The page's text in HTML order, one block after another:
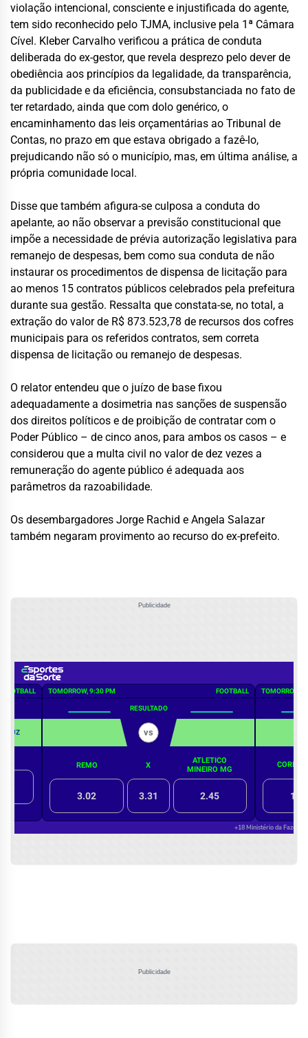
violação intencional, consciente e injustificada do agente,
tem sido reconhecido pelo TJMA, inclusive pela 1ª Câmara
Cível. Kleber Carvalho verificou a prática de conduta
deliberada do ex-gestor, que revela desprezo pelo dever de
obediência aos princípios da legalidade, da transparência,
da publicidade e da eficiência, consubstanciada no fato de
ter retardado, ainda que com dolo genérico, o
encaminhamento das leis orçamentárias ao Tribunal de
Contas, no prazo em que estava obrigado a fazê-lo,
prejudicando não só o município, mas, em última análise, a
própria comunidade local.
Disse que também afigura-se culposa a conduta do
apelante, ao não observar a previsão constitucional que
impõe a necessidade de prévia autorização legislativa para
remanejo de despesas, bem como sua conduta de não
instaurar os procedimentos de dispensa de licitação para
ao menos 15 contratos públicos celebrados pela prefeitura
durante sua gestão. Ressalta que constata-se, no total, a
extração do valor de R$ 873.523,78 de recursos dos cofres
municipais para os referidos contratos, sem correta
dispensa de licitação ou remanejo de despesas.
O relator entendeu que o juízo de base fixou
adequadamente a dosimetria nas sanções de suspensão
dos direitos políticos e de proibição de contratar com o
Poder Público – de cinco anos, para ambos os casos – e
considerou que a multa civil no valor de dez vezes a
remuneração do agente público é adequada aos
parâmetros da razoabilidade.
Os desembargadores Jorge Rachid e Angela Salazar
também negaram provimento ao recurso do ex-prefeito.
Publicidade
Publicidade